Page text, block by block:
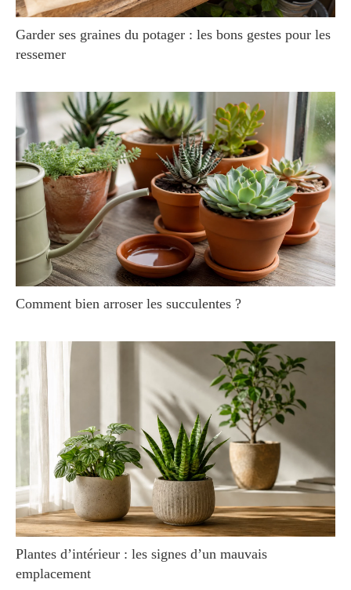
Garder ses graines du potager : les bons gestes pour les
ressemer
Comment bien arroser les succulentes ?
Plantes d’intérieur : les signes d’un mauvais
emplacement